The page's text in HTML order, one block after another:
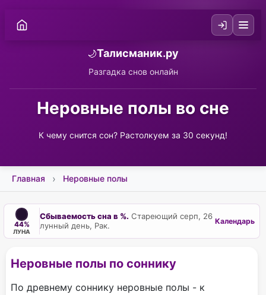
🌙Талисманик.ру
Разгадка снов онлайн
Неровные полы во сне
К чему снится сон? Растолкуем за 30 секунд!
Главная Неровные полы
44%
ЛУНА
Сбываемость сна в %. Стареющий серп, 26
лунный день, Рак.
Календарь
Неровные полы по соннику
По древнему соннику неровные полы - к